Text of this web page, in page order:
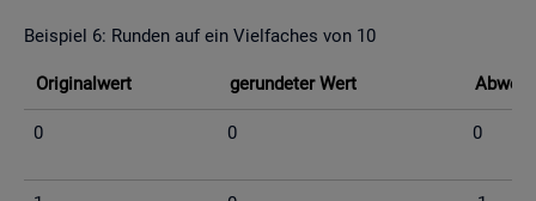
Bei­spiel 6: Run­den auf ein Viel­fa­ches von 10
Ori­gi­nal­wert ge­run­de­ter Wert
0 0 0